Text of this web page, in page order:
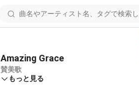
Amazing Grace
賛美歌
もっと見る